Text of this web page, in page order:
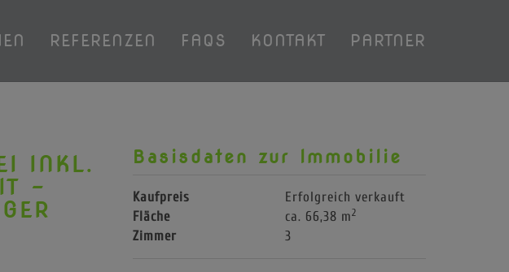
REFERENZEN FAQS KONTAKT PARTNER
INKL.
-
T
Basisdaten zur Immobilie
Kaufpreis
Erfolgreich verkauft
Fläche
ca. 66,38 m2
Zimmer 3